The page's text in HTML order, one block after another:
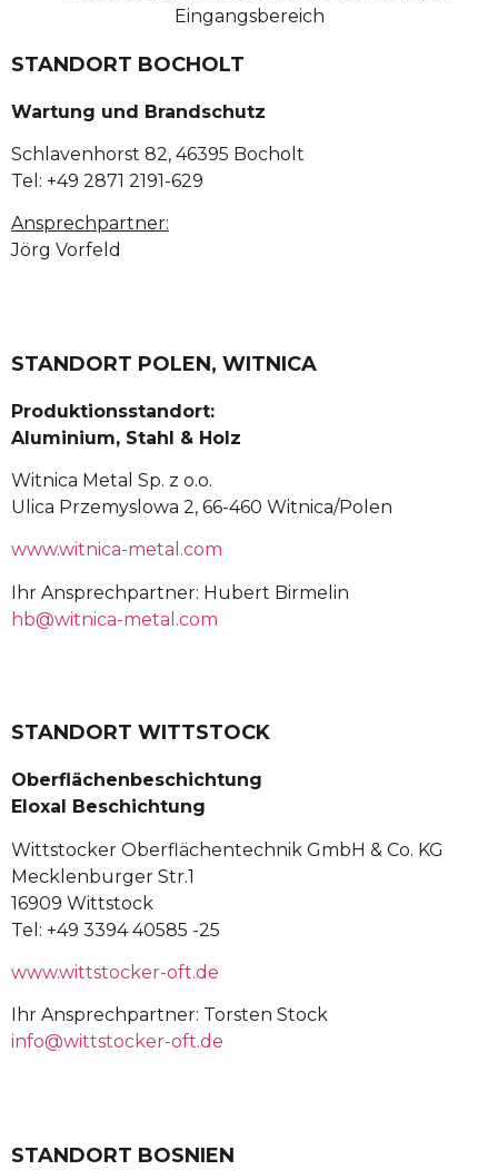
STANDORT BOCHOLT
Wartung und Brandschutz
Schlavenhorst 82, 46395 Bocholt
Tel: +49 2871 2191-629
Ansprechpartner:
Jörg Vorfeld
STANDORT POLEN, WITNICA
Produktionsstandort:
Aluminium, Stahl & Holz
Witnica Metal Sp. z o.o.
Ulica Przemyslowa 2, 66-460 Witnica/Polen
www.witnica-metal.com
Ihr Ansprechpartner: Hubert Birmelin
hb@witnica-metal.com
STANDORT WITTSTOCK
Oberflächenbeschichtung
Eloxal Beschichtung
Wittstocker Oberflächentechnik GmbH & Co. KG
Mecklenburger Str.1
16909 Wittstock
Tel: +49 3394 40585 -25
www.wittstocker-oft.de
Ihr Ansprechpartner: Torsten Stock
info@wittstocker-oft.de
STANDORT BOSNIEN